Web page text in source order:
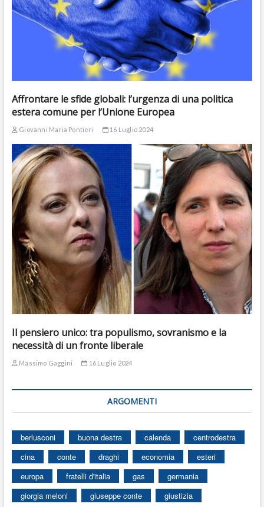
Affrontare le sfide globali: l’urgenza di una politica
estera comune per l’Unione Europea
Giovanni Maria Pontieri 16 Luglio 2024
Il pensiero unico: tra populismo, sovranismo e la
necessità di un fronte liberale
Massimo Gaggini 16 Luglio 2024
ARGOMENTI
berlusconi buona destra calenda
centrodestra
cina
conte draghi economia
esteri
europa
fratelli d'italia gas
germania
giorgia meloni
giuseppe conte
giustizia